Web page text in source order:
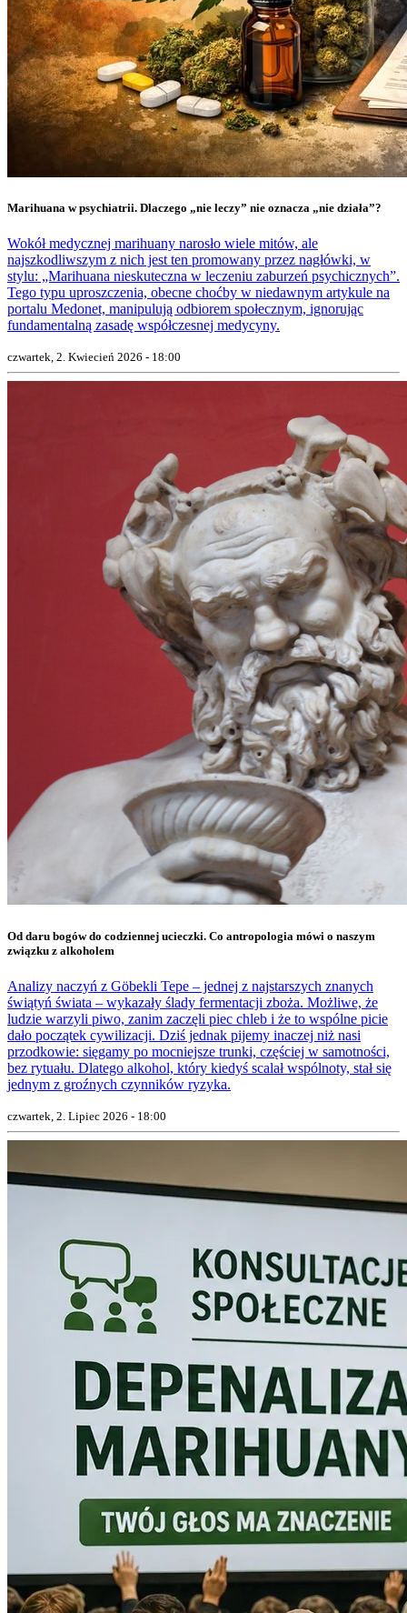
Marihuana w psychiatrii. Dlaczego „nie leczy” nie oznacza „nie działa”?
Wokół medycznej marihuany narosło wiele mitów, ale
najszkodliwszym z nich jest ten promowany przez nagłówki, w
stylu: „Marihuana nieskuteczna w leczeniu zaburzeń psychicznych”.
Tego typu uproszczenia, obecne choćby w niedawnym artykule na
portalu Medonet, manipulują odbiorem społecznym, ignorując
fundamentalną zasadę współczesnej medycyny.
czwartek, 2. Kwiecień 2026 - 18:00
Od daru bogów do codziennej ucieczki. Co antropologia mówi o naszym
związku z alkoholem
Analizy naczyń z Göbekli Tepe – jednej z najstarszych znanych
świątyń świata – wykazały ślady fermentacji zboża. Możliwe, że
ludzie warzyli piwo, zanim zaczęli piec chleb i że to wspólne picie
dało początek cywilizacji. Dziś jednak pijemy inaczej niż nasi
przodkowie: sięgamy po mocniejsze trunki, częściej w samotności,
bez rytuału. Dlatego alkohol, który kiedyś scalał wspólnoty, stał się
jednym z groźnych czynników ryzyka.
czwartek, 2. Lipiec 2026 - 18:00